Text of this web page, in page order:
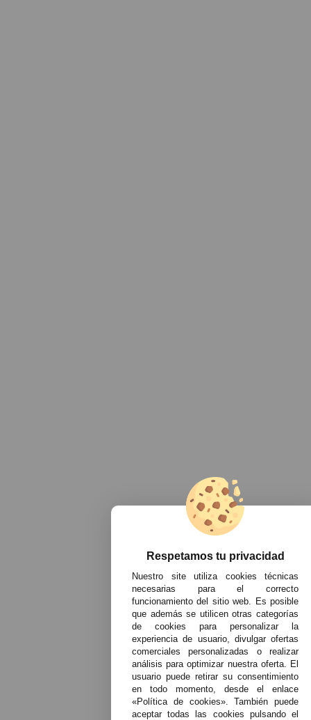
Respetamos tu privacidad
Nuestro site utiliza cookies técnicas
necesarias para el correcto
funcionamiento del sitio web. Es posible
que además se utilicen otras categorías
de cookies para personalizar la
experiencia de usuario, divulgar ofertas
comerciales personalizadas o realizar
análisis para optimizar nuestra oferta. El
usuario puede retirar su consentimiento
en todo momento, desde el enlace
«Política de cookies». También puede
aceptar todas las cookies pulsando el